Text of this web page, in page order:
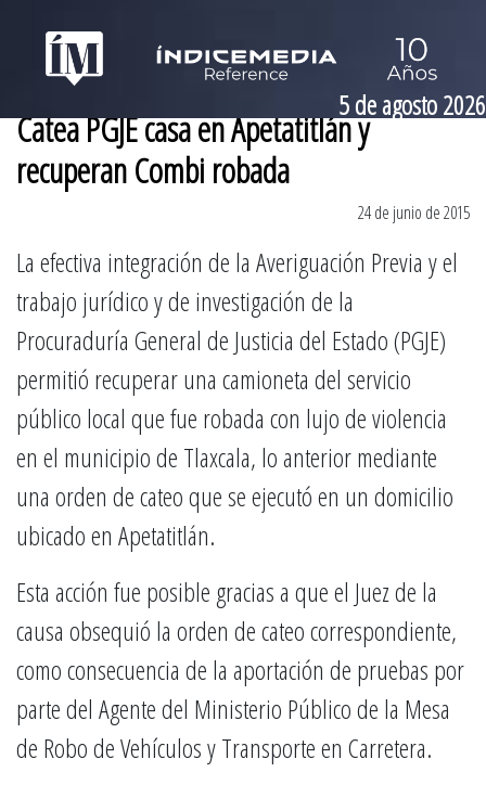
5 de agosto 2026
Catea PGJE casa en Apetatitlán y
recuperan Combi robada
24 de junio de 2015
La efectiva integración de la Averiguación Previa y el
trabajo jurídico y de investigación de la
Procuraduría General de Justicia del Estado (PGJE)
permitió recuperar una camioneta del servicio
público local que fue robada con lujo de violencia
en el municipio de Tlaxcala, lo anterior mediante
una orden de cateo que se ejecutó en un domicilio
ubicado en Apetatitlán.
Esta acción fue posible gracias a que el Juez de la
causa obsequió la orden de cateo correspondiente,
como consecuencia de la aportación de pruebas por
parte del Agente del Ministerio Público de la Mesa
de Robo de Vehículos y Transporte en Carretera.